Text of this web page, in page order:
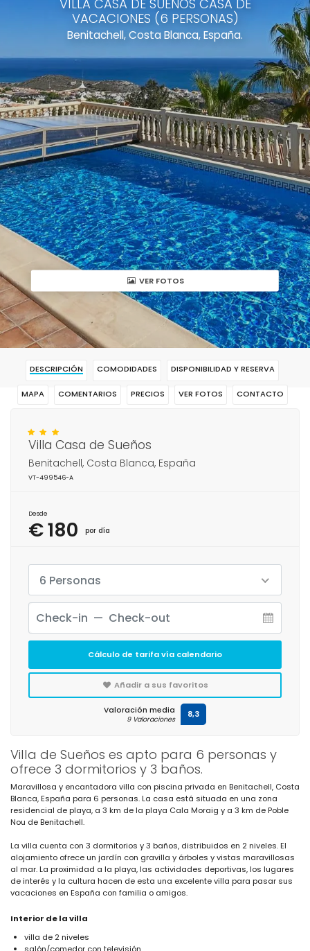
VILLA CASA DE SUEÑOS CASA DE
VACACIONES (6 PERSONAS)
Benitachell, Costa Blanca, España.
VER FOTOS
DESCRIPCIÓN COMODIDADES DISPONIBILIDAD Y RESERVA
MAPA COMENTARIOS PRECIOS VER FOTOS CONTACTO
Villa de Sueños es apto para 6 personas y
ofrece 3 dormitorios y 3 baños.
Maravillosa y encantadora villa con piscina privada en Benitachell, Costa
Blanca, España para 6 personas. La casa está situada en una zona
residencial de playa, a 3 km de la playa Cala Moraig y a 3 km de Poble
Nou de Benitachell.
La villa cuenta con 3 dormitorios y 3 baños, distribuidos en 2 niveles. El
alojamiento ofrece un jardín con gravilla y árboles y vistas maravillosas
al mar. La proximidad a la playa, las actividades deportivas, los lugares
de interés y la cultura hacen de esta una excelente villa para pasar sus
vacaciones en España con familia o amigos.
Interior de la villa
villa de 2 niveles
Villa Casa de Sueños
Benitachell, Costa Blanca, España
VT-499546-A
Desde
€ 180 por día
6 Personas
Cálculo de tarifa vía calendario
Añadir a sus favoritos
Valoración media
9 Valoraciones 8,3